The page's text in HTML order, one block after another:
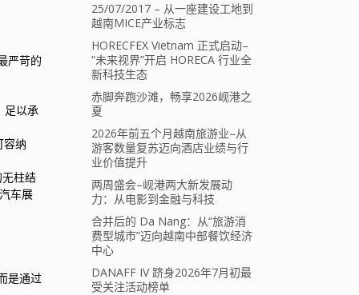
严苛的
足以承
容纳
柱结
车展
是通过
25/07/2017 – 从一座建设工地到
越南MICE产业标志
HORECFEX Vietnam 正式启动–
“未来视界”开启 HORECA 行业全
新科技生态
赤脚奔跑沙滩，畅享2026岘港之
夏
2026年前五个月越南旅游业–从
游客数量复苏迈向酒店业绩与行
业价值提升
两周盛会–岘港两大新发展动
力：从电影到金融与科技
合并后的 Da Nang：从“旅游消
费型城市”迈向越南中部餐饮经济
中心
DANAFF IV 跻身2026年7月初最
受关注活动榜单